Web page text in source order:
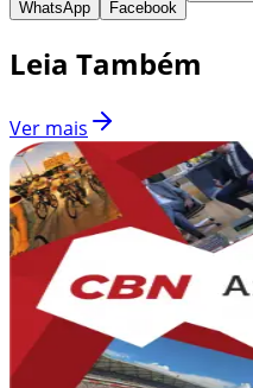
WhatsApp Facebook
Leia Também
Ver mais